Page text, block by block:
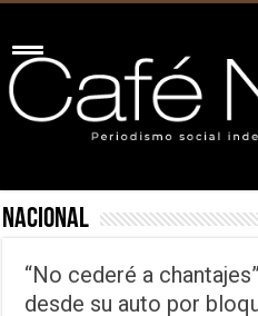
Nacional
“No cederé a
desde su auto por